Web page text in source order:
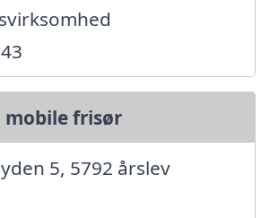
mobile frisør
5, 5792 årslev